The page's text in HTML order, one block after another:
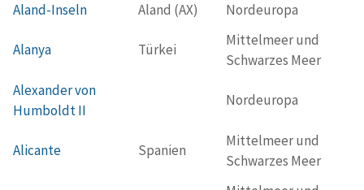
Aland-Inseln
Aland (AX) Nordeuropa
Alanya Türkei
Mittelmeer und
Schwarzes Meer
Alexander von
Humboldt II
Nordeuropa
Alicante Spanien
Mittelmeer und
Schwarzes Meer